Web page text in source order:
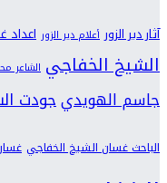
آثار دير الزور أعلام دير الزور اعداد
الشيخ الخفاجي الشاعر
جاسم الهويديجودت
الباحث غسان الشيخ الخفاجي